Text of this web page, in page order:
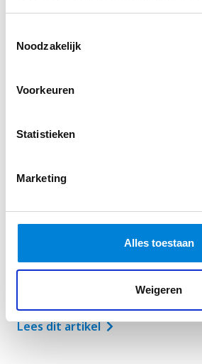
Noodzakelijk
Voorkeuren
Statistieken
Marketing
Alles toestaan
Weigeren
Wat doet een
Alliander. In dit artikel lichten we
Lees dit artikel